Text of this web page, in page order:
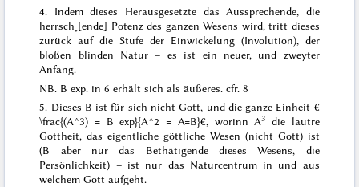
4. Indem dieses Herausgesetzte das Aussprechende, die
herrsch˖[ende] Potenz des ganzen Wesens wird, tritt dieses
zurück auf die Stufe der Einwickelung (Involution), der
bloßen blinden Natur – es ist ein neuer, und zweyter
Anfang.
NB. B exp. in 6 erhält sich als äußeres. cfr. 8
5. Dieses B ist für sich nicht Gott, und die ganze Einheit €
\frac{(A^3) = B exp}{A^2 = A=B}€, worinn A3
die lautre
Gottheit, das eigentliche göttliche Wesen (nicht Gott) ist
(B aber nur das Bethätigende dieses Wesens, die
Persönlichkeit) – ist nur das Naturcentrum in und aus
welchemGott aufgeht.